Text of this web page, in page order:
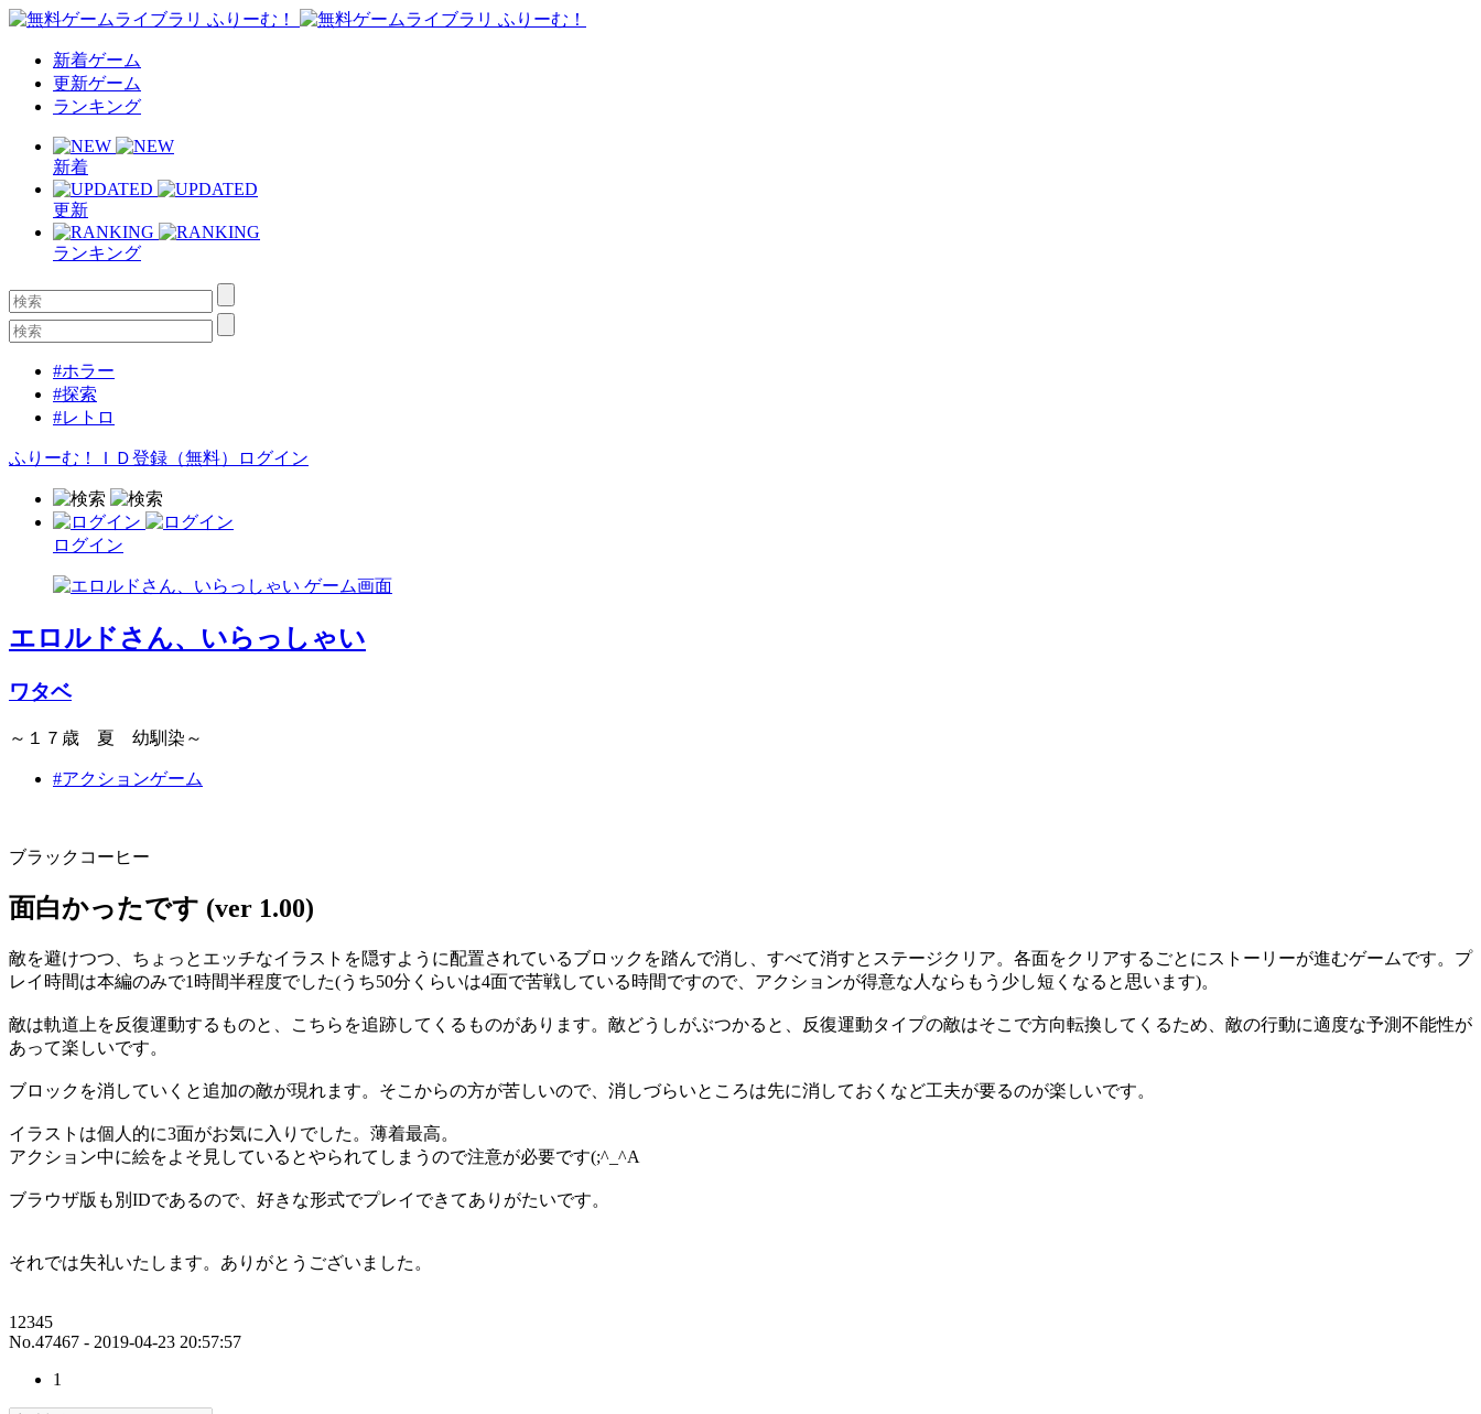
新着ゲーム
更新ゲーム
ランキング
新着
更新
ランキング
#ホラー
#探索
#レトロ
ふりーむ！ＩＤ登録（無料） ログイン
ログイン
エロルドさん、いらっしゃい
ワタベ
～１７歳 夏 幼馴染～
#アクションゲーム
ブラックコーヒー
面白かったです (ver 1.00)
敵を避けつつ、ちょっとエッチなイラストを隠すように配置されているブロックを踏んで消し、すべて消すとステージクリア。各面をクリアするごとにストーリーが進むゲームです。プ
レイ時間は本編のみで1時間半程度でした(うち50分くらいは4面で苦戦している時間ですので、アクションが得意な人ならもう少し短くなると思います)。
敵は軌道上を反復運動するものと、こちらを追跡してくるものがあります。敵どうしがぶつかると、反復運動タイプの敵はそこで方向転換してくるため、敵の行動に適度な予測不能性が
あって楽しいです。
ブロックを消していくと追加の敵が現れます。そこからの方が苦しいので、消しづらいところは先に消しておくなど工夫が要るのが楽しいです。
イラストは個人的に3面がお気に入りでした。薄着最高。
アクション中に絵をよそ見しているとやられてしまうので注意が必要です(;^_^A
ブラウザ版も別IDであるので、好きな形式でプレイできてありがたいです。
それでは失礼いたします。ありがとうございました。
12345
No.47467 - 2019-04-23 20:57:57
1